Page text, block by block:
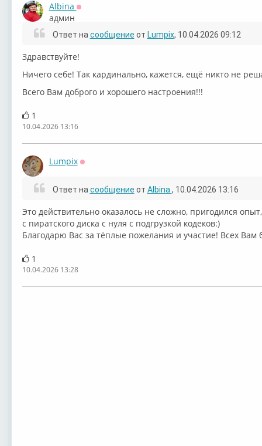
Albina
админ
Ответ насообщение от Lumpix, 10.04.2026 09:12
Здравствуйте!
Ничего себе! Так кардинально, кажется, ещё никто не
Всего Вам доброго и хорошего настроения!!!
1
10.04.2026 13:16
Lumpix
Ответ насообщение от Albina, 10.04.2026 13:16
Это действительно оказалось не сложно, пригодился
с пиратского диска с нуля с подгрузкой кодеков:)
Благодарю Вас за тёплые пожелания и участие! Всех Вам
1
10.04.2026 13:28